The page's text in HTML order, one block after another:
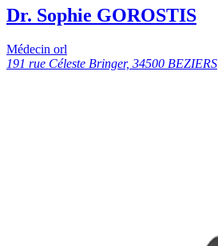
Dr. Sophie GOROSTIS
Médecin orl
191 rue Céleste Bringer, 34500 BEZIERS